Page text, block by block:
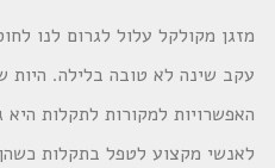
מזגן מקולקל עלול לגרום לנו
עקב שינה לא טובה בלילה. היות
האפשרויות למקורות לתקלות
לאנשי מקצוע לטפל בתקלות